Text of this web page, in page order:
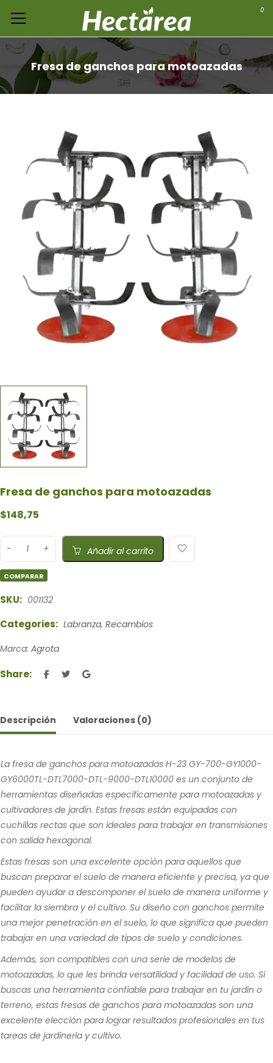
0
Fresa de ganchos para motoazadas
Fresa de ganchos para motoazadas
$148,75
Añadir al carrito
COMPARAR
SKU: 001132
Categories: Labranza, Recambios
Marca: Agrota
Share:
Descripción Valoraciones (0)
La fresa de ganchos para motoazadas H-23 GY-700-GY1000-
GY6000TL-DTL7000-DTL-9000-DTL10000 es un conjunto de
herramientas diseñadas específicamente para motoazadas y
cultivadores de jardín. Estas fresas están equipadas con
cuchillas rectas que son ideales para trabajar en transmisiones
con salida hexagonal.
Estas fresas son una excelente opción para aquellos que
buscan preparar el suelo de manera eficiente y precisa, ya que
pueden ayudar a descomponer el suelo de manera uniforme y
facilitar la siembra y el cultivo. Su diseño con ganchos permite
una mejor penetración en el suelo, lo que significa que pueden
trabajar en una variedad de tipos de suelo y condiciones.
Además, son compatibles con una serie de modelos de
motoazadas, lo que les brinda versatilidad y facilidad de uso. Si
buscas una herramienta confiable para trabajar en tu jardín o
terreno, estas fresas de ganchos para motoazadas son una
excelente elección para lograr resultados profesionales en tus
tareas de jardinería y cultivo.